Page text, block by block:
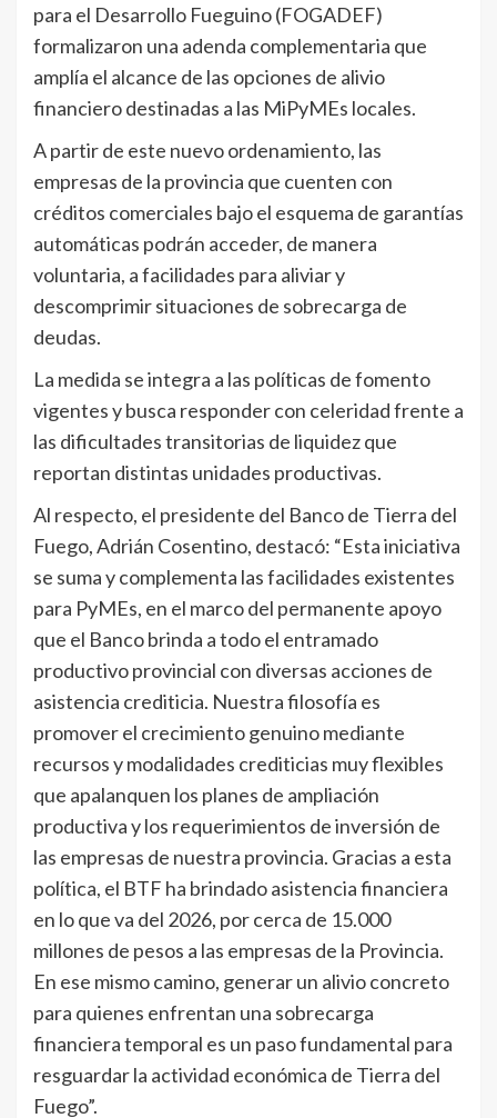
para el Desarrollo Fueguino (FOGADEF)
formalizaron una adenda complementaria que
amplía el alcance de las opciones de alivio
financiero destinadas a las MiPyMEs locales.
A partir de este nuevo ordenamiento, las
empresas de la provincia que cuenten con
créditos comerciales bajo el esquema de garantías
automáticas podrán acceder, de manera
voluntaria, a facilidades para aliviar y
descomprimir situaciones de sobrecarga de
deudas.
La medida se integra a las políticas de fomento
vigentes y busca responder con celeridad frente a
las dificultades transitorias de liquidez que
reportan distintas unidades productivas.
Al respecto, el presidente del Banco de Tierra del
Fuego, Adrián Cosentino, destacó: “Esta iniciativa
se suma y complementa las facilidades existentes
para PyMEs, en el marco del permanente apoyo
que el Banco brinda a todo el entramado
productivo provincial con diversas acciones de
asistencia crediticia. Nuestra filosofía es
promover el crecimiento genuino mediante
recursos y modalidades crediticias muy flexibles
que apalanquen los planes de ampliación
productiva y los requerimientos de inversión de
las empresas de nuestra provincia. Gracias a esta
política, el BTF ha brindado asistencia financiera
en lo que va del 2026, por cerca de 15.000
millones de pesos a las empresas de la Provincia.
En ese mismo camino, generar un alivio concreto
para quienes enfrentan una sobrecarga
financiera temporal es un paso fundamental para
resguardar la actividad económica de Tierra del
Fuego”.